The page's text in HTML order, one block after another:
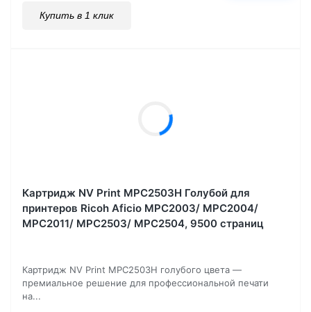
Купить в 1 клик
Картридж NV Print MPC2503H Голубой для
принтеров Ricoh Aficio MPC2003/ MPC2004/
MPC2011/ MPC2503/ MPC2504, 9500 страниц
Картридж NV Print MPC2503H голубого цвета —
премиальное решение для профессиональной печати
на...